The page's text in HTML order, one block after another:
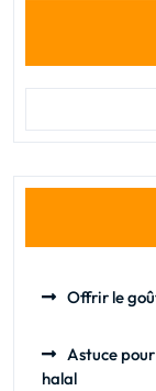
Offrir le
Astuce
halal